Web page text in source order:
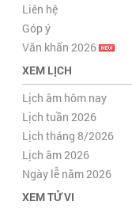
Liên hệ
Góp ý
Văn khấn 2026
XEM LỊCH
Lịch âm hôm nay
Lịch tuần 2026
Lịch tháng 8/2026
Lịch âm 2026
Ngày lễ năm 2026
XEM TỬ VI